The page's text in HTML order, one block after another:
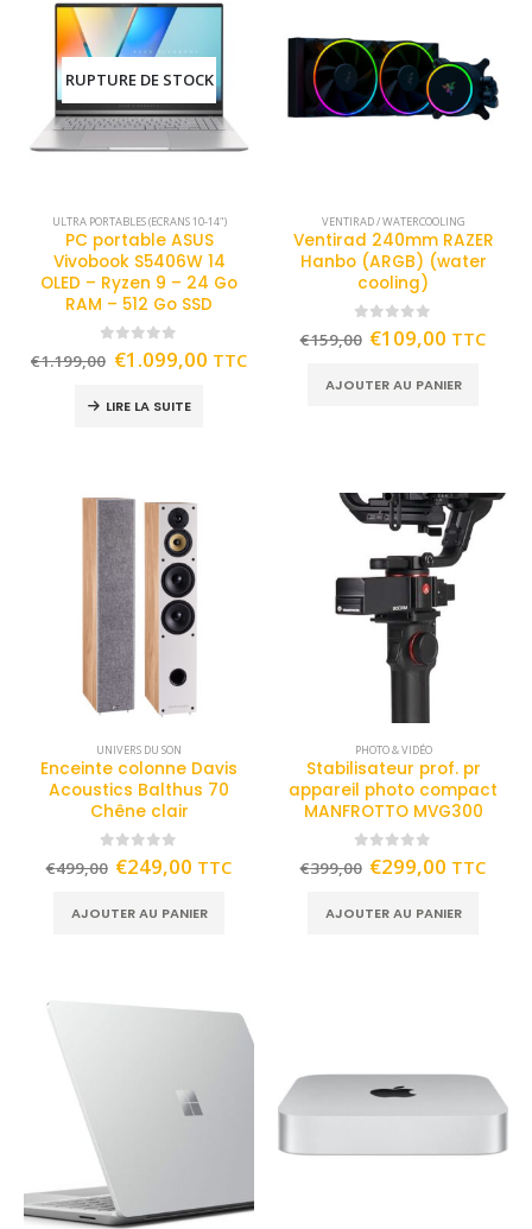
RUPTURE DE STOCK
ULTRA PORTABLES (ECRANS 10-14")
PC portable ASUS
Vivobook S5406W 14
OLED – Ryzen 9 – 24 Go
RAM – 512 Go SSD
out of 5
€1.199,00 €1.099,00 TTC
LIRE LA SUITE
VENTIRAD / WATERCOOLING
Ventirad 240mm RAZER
Hanbo (ARGB) (water
cooling)
out of 5
€159,00 €109,00 TTC
AJOUTER AU PANIER
UNIVERS DU SON
Enceinte colonne Davis
Acoustics Balthus 70
Chêne clair
out of 5
€499,00 €249,00 TTC
AJOUTER AU PANIER
PHOTO & VIDÉO
Stabilisateur prof. pr
appareil photo compact
MANFROTTO MVG300
out of 5
€399,00 €299,00 TTC
AJOUTER AU PANIER